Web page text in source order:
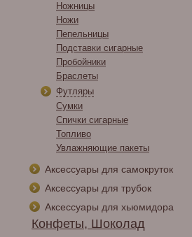
Ножницы
Ножи
Пепельницы
Подставки сигарные
Пробойники
Браслеты
Футляры
Сумки
Спички сигарные
Топливо
Увлажняющие пакеты
Аксессуары для самокруток
Аксессуары для трубок
Аксессуары для хьюмидора
Конфеты, Шоколад